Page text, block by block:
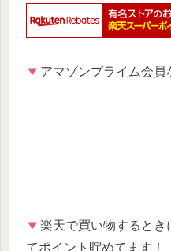
アマゾンプライム会員
楽天で買い物するとき
てポイント貯めてます！